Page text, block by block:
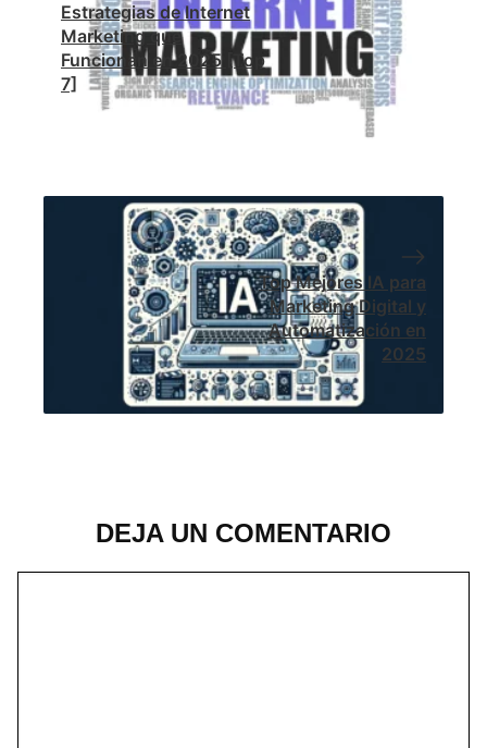
Estrategias de Internet
Marketing que
Funcionan en 2025 [Top
7]
Top Mejores IA para
Marketing Digital y
Automatización en
2025
DEJA UN COMENTARIO